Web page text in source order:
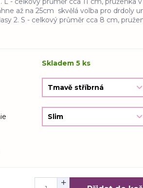
až na 25cm skvělá volba pro drdoly
2. S - celkový průměr cca 8 cm,
Skladem 5 ks